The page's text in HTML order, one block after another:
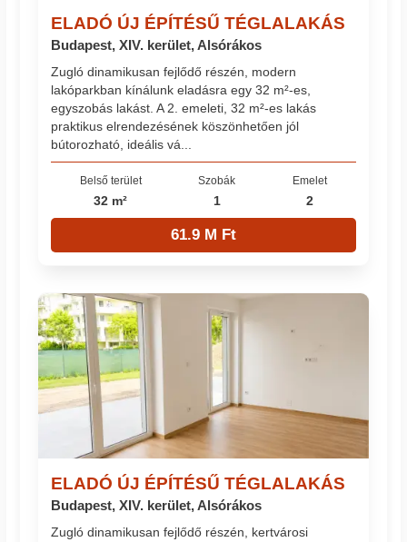
ELADÓ ÚJ ÉPÍTÉSŰ TÉGLALAKÁS
Budapest, XIV. kerület, Alsórákos
Zugló dinamikusan fejlődő részén, modern
lakóparkban kínálunk eladásra egy 32 m²-es,
egyszobás lakást. A 2. emeleti, 32 m²-es lakás
praktikus elrendezésének köszönhetően jól
bútorozható, ideális vá...
Belső terület
32 m²
Szobák
1
Emelet
2
61.9 M Ft
ELADÓ ÚJ ÉPÍTÉSŰ TÉGLALAKÁS
Budapest, XIV. kerület, Alsórákos
Zugló dinamikusan fejlődő részén, kertvárosi